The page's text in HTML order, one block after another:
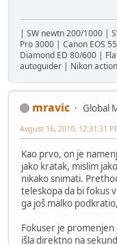
| SW newtn 200/1000 |
Pro 3000 | Canon EOS
Diamond ED 80/600 |
autoguider | Nikon
mravic
Global
Avgust 16, 2010, 12:31:31
Kao prvo, on je
jako kratak, mislim
nikako snimati.
teleskopa da bi fokus
ga još malko
Fokuser je
išla direktno na